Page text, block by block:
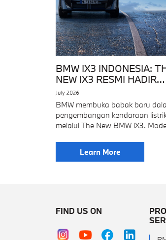
BMW IX3 INDONESIA:
NEW IX3 RESMI HADIR
DENGAN TEKNOLOGI
KLASSE
July 2026
BMW membuka babak baru
pengembangan kendaraan
melalui The New BMW iX3.
platform Neue Klasse. Platform
Learn More
FIND US ON